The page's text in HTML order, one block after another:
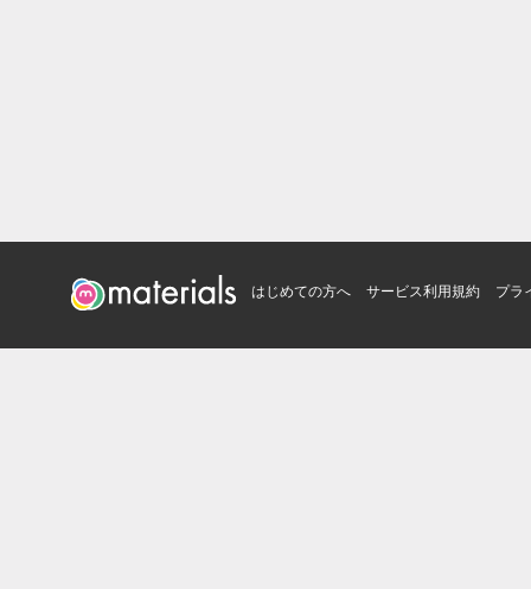
はじめての方へ サービス利用規約 プラ